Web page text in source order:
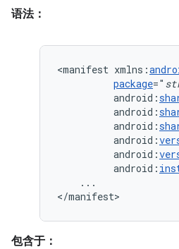
语法：
<manifest xmlns:
package="
android:
android:
android:
android:
android:
android:
...
</manifest>
包含于：